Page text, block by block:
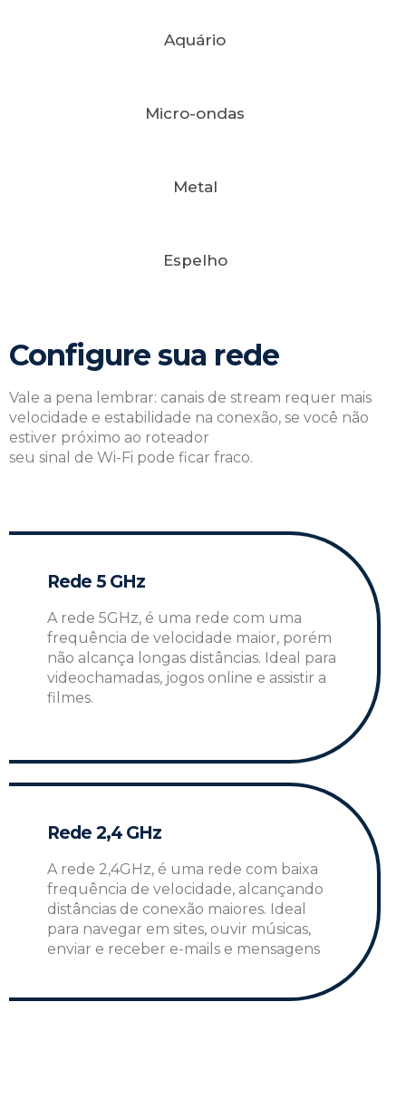
Aquário
Micro-ondas
Metal
Espelho
Configure sua rede
Vale a pena lembrar: canais de stream requer mais
velocidade e estabilidade na conexão, se você não
estiver próximo ao roteador
seu sinal de Wi-Fi pode ficar fraco.
Rede 5 GHz
A rede 5GHz, é uma rede com uma
frequência de velocidade maior, porém
não alcança longas distâncias. Ideal para
videochamadas, jogos online e assistir a
filmes.
Rede 2,4 GHz
A rede 2,4GHz, é uma rede com baixa
frequência de velocidade, alcançando
distâncias de conexão maiores. Ideal
para navegar em sites, ouvir músicas,
enviar e receber e-mails e mensagens